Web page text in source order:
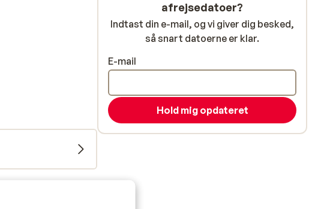
afrejsedatoer?
Indtast din e-mail, og vi giver dig besked,
så snart datoerne er klar.
E-mail
Hold mig opdateret